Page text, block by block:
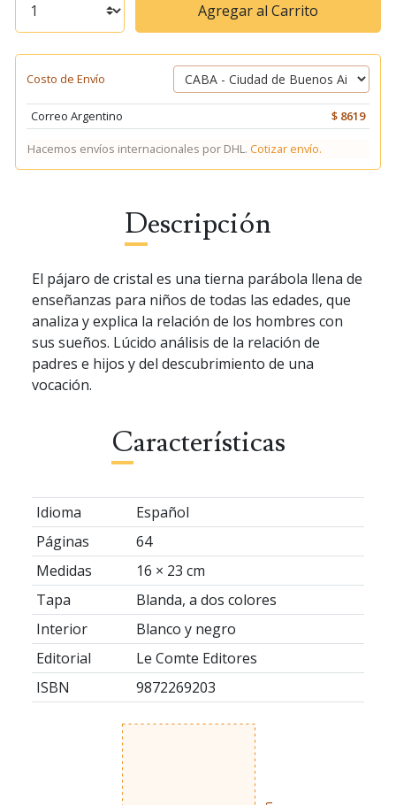
Agregar al Carrito
Costo de Envío
Correo Argentino $ 8619
Hacemos envíos internacionales por DHL. Cotizar envío.
Descripción
El pájaro de cristal es una tierna parábola llena de
enseñanzas para niños de todas las edades, que
analiza y explica la relación de los hombres con
sus sueños. Lúcido análisis de la relación de
padres e hijos y del descubrimiento de una
vocación.
Características
Idioma
Español
Páginas
64
Medidas
16 × 23 cm
Tapa
Blanda, a dos colores
Interior
Blanco y negro
Editorial
Le Comte Editores
ISBN
9872269203